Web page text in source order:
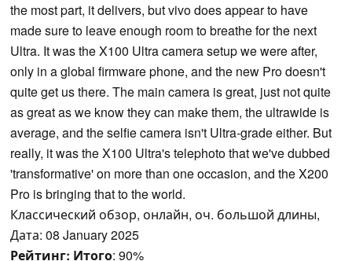
the most part, it delivers, but vivo does appear to have
made sure to leave enough room to breathe for the next
Ultra. It was the X100 Ultra camera setup we were after,
only in a global firmware phone, and the new Pro doesn't
quite get us there. The main camera is great, just not quite
as great as we know they can make them, the ultrawide is
average, and the selfie camera isn't Ultra-grade either. But
really, it was the X100 Ultra's telephoto that we've dubbed
'transformative' on more than one occasion, and the X200
Pro is bringing that to the world.
Классический обзор, онлайн, оч. большой длины,
Дата: 08 January 2025
Рейтинг: Итого: 90%